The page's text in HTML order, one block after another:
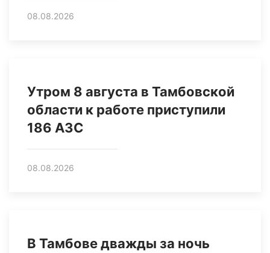
08.08.2026
Утром 8 августа в Тамбовской
области к работе приступили
186 АЗС
08.08.2026
В Тамбове дважды за ночь